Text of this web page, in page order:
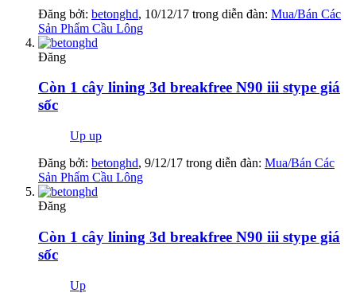
Đăng bởi: betonghd, 10/12/17 trong diễn đàn: Mua/Bán Các
Sản Phẩm Cầu Lông
Đăng
Còn 1 cây lining 3d breakfree N90 iii stype giá
sốc
Up up
Đăng bởi: betonghd, 9/12/17 trong diễn đàn: Mua/Bán Các
Sản Phẩm Cầu Lông
Đăng
Còn 1 cây lining 3d breakfree N90 iii stype giá
sốc
Up